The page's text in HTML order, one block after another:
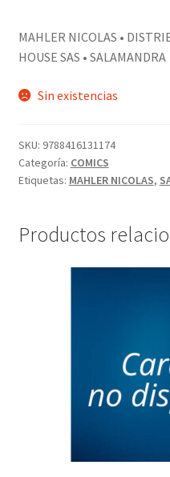
MAHLER NICOLAS •
HOUSE SAS • SALAMANDRA
Sin existencias
SKU: 9788416131174
Categoría: COMICS
Etiquetas: MAHLER NICOLAS,
Productos